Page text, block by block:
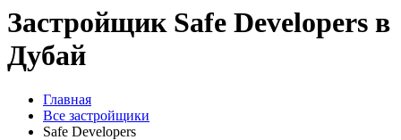
Застройщик Safe Developers в
Дубай
Главная
Все застройщики
Safe Developers